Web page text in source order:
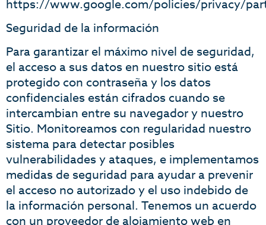
https://www.google.com/policies/privacy/
Seguridad de la información
Para garantizar el máximo nivel de seguridad,
el acceso a sus datos en nuestro sitio está
protegido con contraseña y los datos
confidenciales están cifrados cuando se
intercambian entre su navegador y nuestro
Sitio. Monitoreamos con regularidad nuestro
sistema para detectar posibles
vulnerabilidades y ataques, e implementamos
medidas de seguridad para ayudar a prevenir
el acceso no autorizado y el uso indebido de
la información personal. Tenemos un acuerdo
con un proveedor de alojamiento web en